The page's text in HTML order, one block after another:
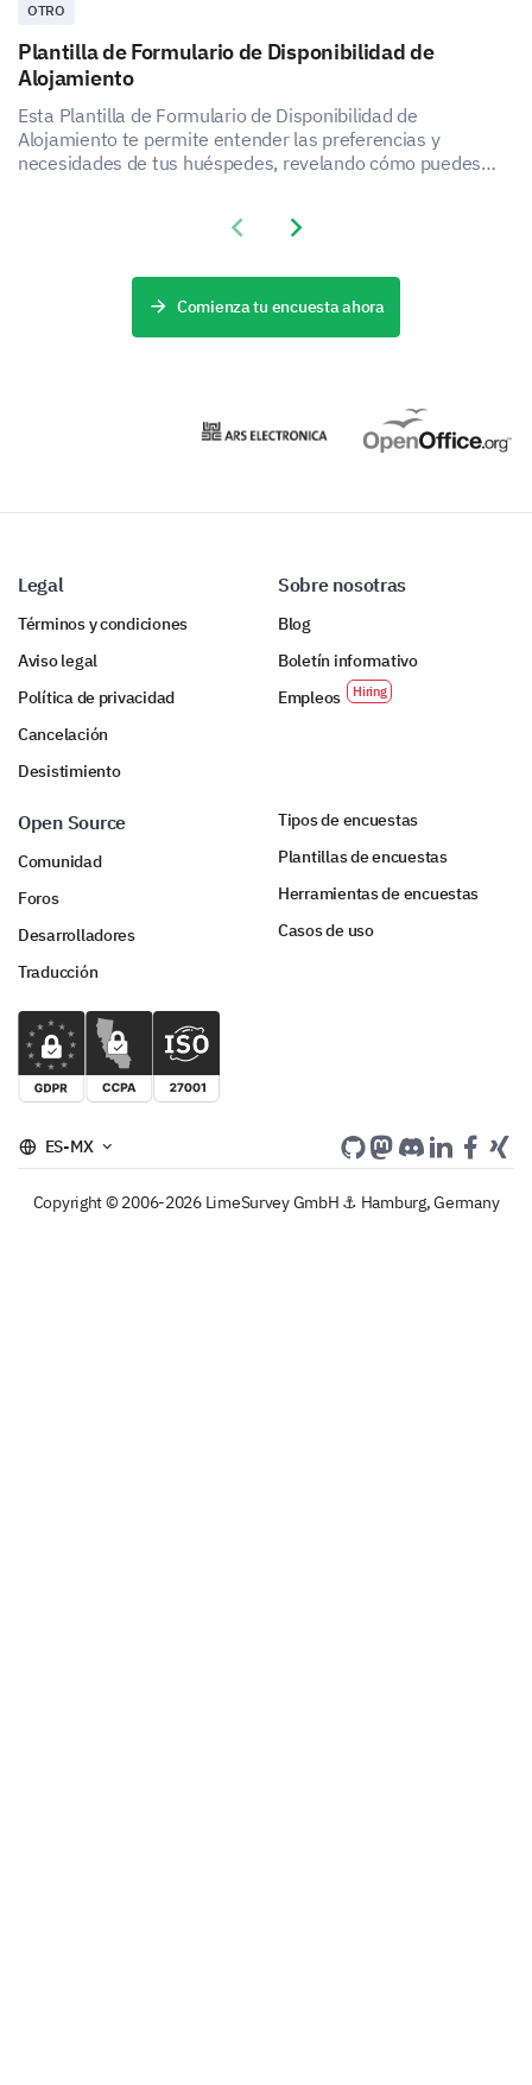
¿Consideraría cambiar a un nuevo servicio de
guardería si cumpliera con todas sus
expectativas y estuviera dentro de su rango de
asequibilidad?
Sí
Si desea compartir algún comentario o
guardería, por favor proporciónelos aquí.
OTRO
Plantilla de Formulario de Disponibilidad de
Alojamiento
Esta Plantilla de Formulario de Disponibilidad de
Alojamiento te permite entender las preferencias y
necesidades de tus huéspedes, revelando cómo puedes
Previous slide
Next slide
Comienza tu encuesta ahora
Legal
Términos y condiciones
Aviso legal
Política de privacidad
Cancelación
Desistimiento
Sobre nosotras
Blog
Boletín informativo
Empleos
Open Source
Comunidad
Foros
Desarrolladores
Traducción
Tipos de encuestas
Plantillas de encuestas
Herramientas de encuestas
Casos de uso
ES-MX
Copyright © 2006-2026 LimeSurvey GmbH ⚓ Hamburg, Germany